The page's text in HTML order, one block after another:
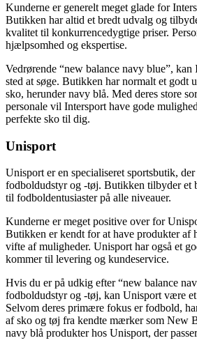
Kunderne er generelt meget glade for
Butikken har altid et bredt udvalg og
kvalitet til konkurrencedygtige priser.
hjælpsomhed og ekspertise.
Vedrørende “new balance navy blue”,
sted at søge. Butikken har normalt et godt
sko, herunder navy blå. Med deres store
personale vil Intersport have gode
perfekte sko til dig.
Unisport
Unisport er en specialiseret sportsbutik,
fodboldudstyr og -tøj. Butikken tilbyder et
til fodboldentusiaster på alle niveauer.
Kunderne er meget positive over for
Butikken er kendt for at have produkter af
vifte af muligheder. Unisport har også et
kommer til levering og kundeservice.
Hvis du er på udkig efter “new balance
fodboldudstyr og -tøj, kan Unisport være et
Selvom deres primære fokus er fodbold,
af sko og tøj fra kendte mærker som New
navy blå produkter hos Unisport, der